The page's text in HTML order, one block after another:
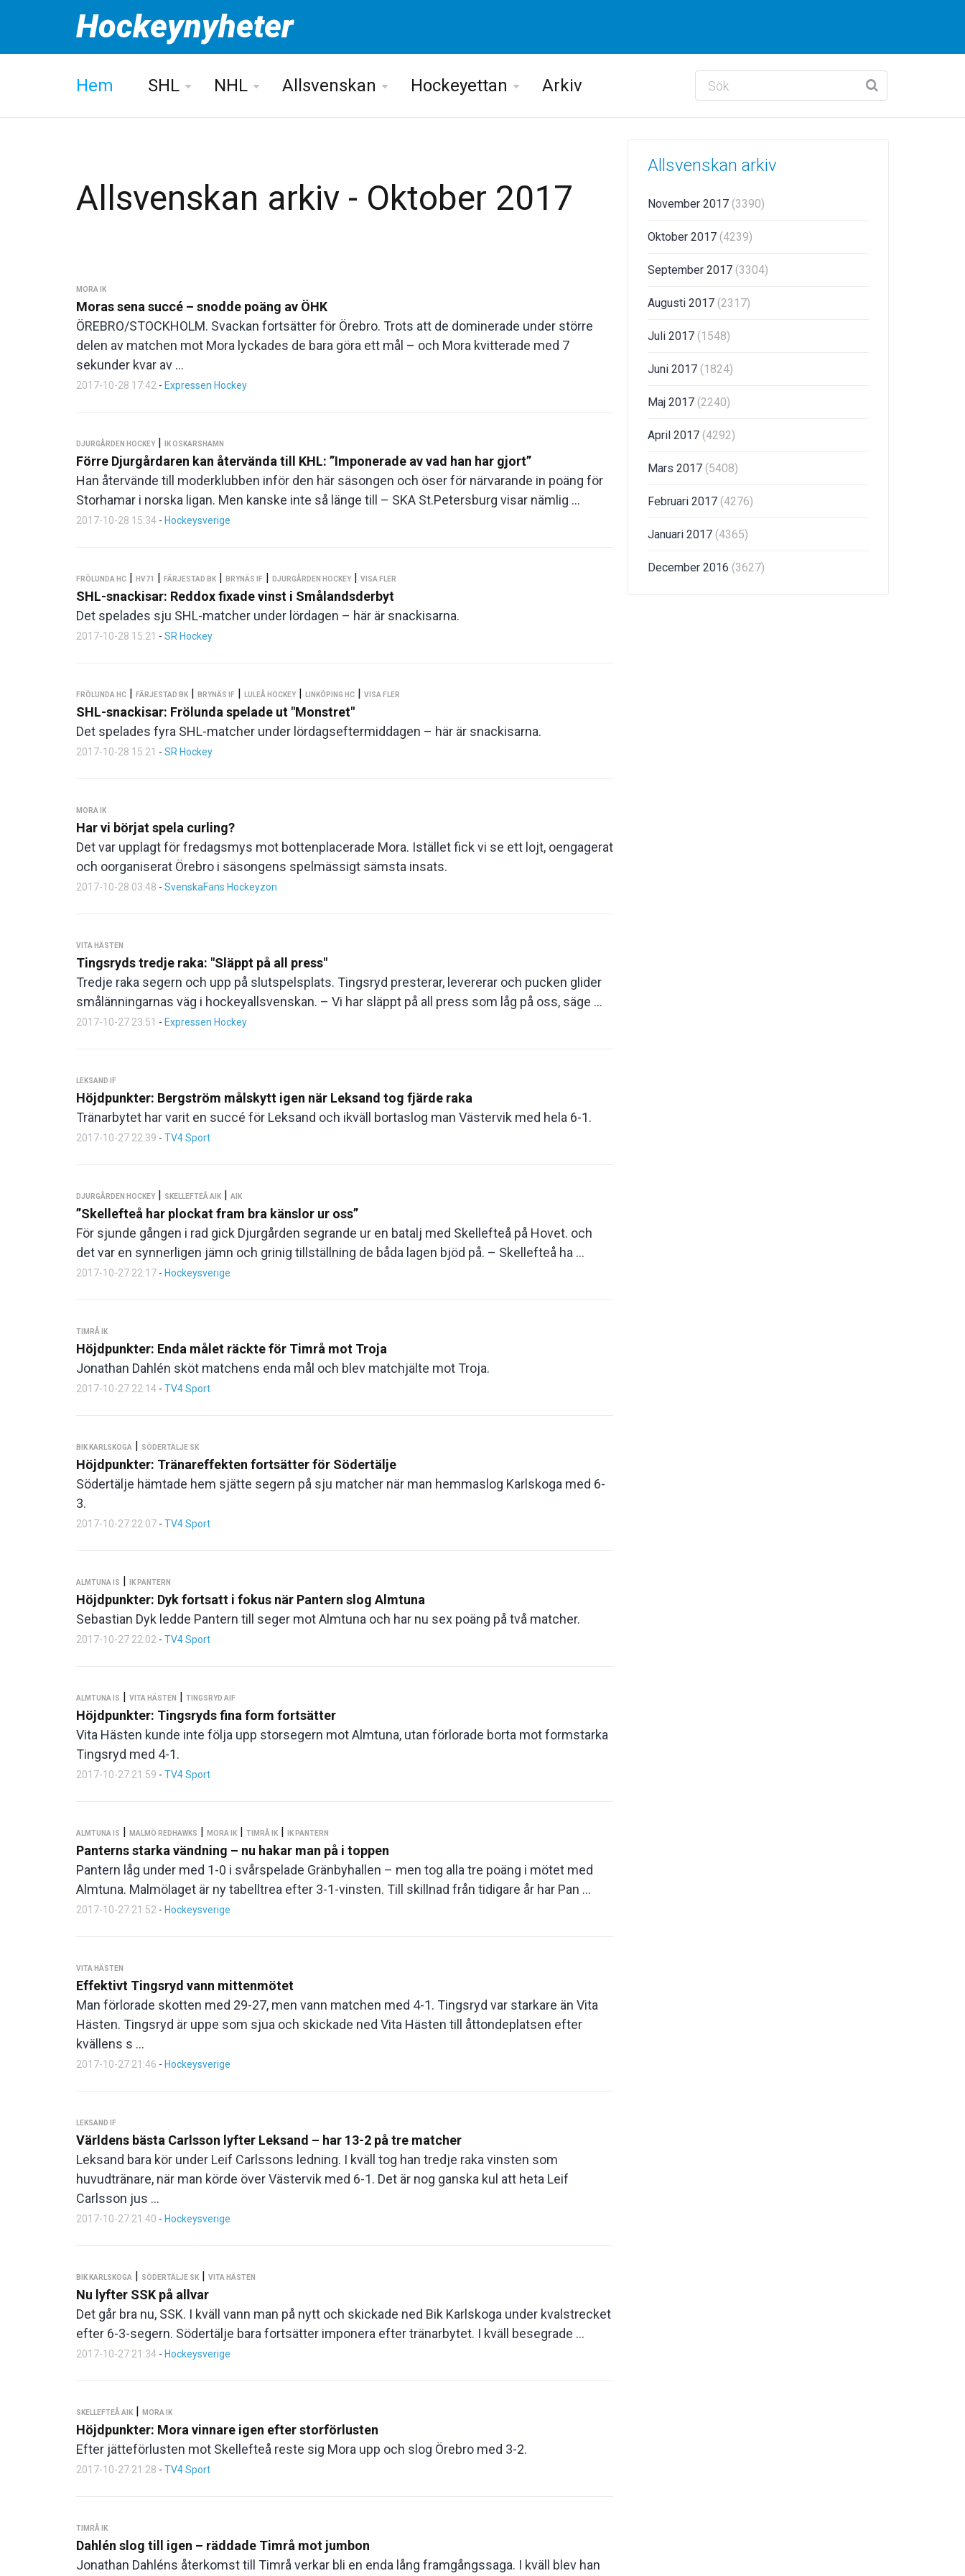
Hockeynyheter
Hem SHL NHL Allsvenskan Hockeyettan Arkiv
Allsvenskan arkiv - Oktober 2017
MORA IK
Moras sena succé – snodde poäng av ÖHK
ÖREBRO/STOCKHOLM. Svackan fortsätter för Örebro. Trots att de dominerade under större
delen av matchen mot Mora lyckades de bara göra ett mål – och Mora kvitterade med 7
sekunder kvar av ...
2017-10-28 17:42 - Expressen Hockey
DJURGÅRDEN HOCKEY | IK OSKARSHAMN
Förre Djurgårdaren kan återvända till KHL: ”Imponerade av vad han har gjort”
Han återvände till moderklubben inför den här säsongen och öser för närvarande in poäng för
Storhamar i norska ligan. Men kanske inte så länge till – SKA St.Petersburg visar nämlig ...
2017-10-28 15:34 - Hockeysverige
FRÖLUNDA HC | HV71 | FÄRJESTAD BK | BRYNÄS IF | DJURGÅRDEN HOCKEY | VISA FLER
SHL-snackisar: Reddox fixade vinst i Smålandsderbyt
Det spelades sju SHL-matcher under lördagen – här är snackisarna.
2017-10-28 15:21 - SR Hockey
FRÖLUNDA HC | FÄRJESTAD BK | BRYNÄS IF | LULEÅ HOCKEY | LINKÖPING HC | VISA FLER
SHL-snackisar: Frölunda spelade ut "Monstret"
Det spelades fyra SHL-matcher under lördagseftermiddagen – här är snackisarna.
2017-10-28 15:21 - SR Hockey
MORA IK
Har vi börjat spela curling?
Det var upplagt för fredagsmys mot bottenplacerade Mora. Istället fick vi se ett lojt, oengagerat
och oorganiserat Örebro i säsongens spelmässigt sämsta insats.
2017-10-28 03:48 - SvenskaFans Hockeyzon
VITA HÄSTEN
Tingsryds tredje raka: "Släppt på all press"
Tredje raka segern och upp på slutspelsplats. Tingsryd presterar, levererar och pucken glider
smålänningarnas väg i hockeyallsvenskan. – Vi har släppt på all press som låg på oss, säge ...
2017-10-27 23:51 - Expressen Hockey
LEKSAND IF
Höjdpunkter: Bergström målskytt igen när Leksand tog fjärde raka
Tränarbytet har varit en succé för Leksand och ikväll bortaslog man Västervik med hela 6-1.
2017-10-27 22:39 - TV4 Sport
DJURGÅRDEN HOCKEY | SKELLEFTEÅ AIK | AIK
”Skellefteå har plockat fram bra känslor ur oss”
För sjunde gången i rad gick Djurgården segrande ur en batalj med Skellefteå på Hovet. och
det var en synnerligen jämn och grinig tillställning de båda lagen bjöd på. – Skellefteå ha ...
2017-10-27 22:17 - Hockeysverige
TIMRÅ IK
Höjdpunkter: Enda målet räckte för Timrå mot Troja
Jonathan Dahlén sköt matchens enda mål och blev matchjälte mot Troja.
2017-10-27 22:14 - TV4 Sport
BIK KARLSKOGA | SÖDERTÄLJE SK
Höjdpunkter: Tränareffekten fortsätter för Södertälje
Södertälje hämtade hem sjätte segern på sju matcher när man hemmaslog Karlskoga med 6-
3.
2017-10-27 22:07 - TV4 Sport
ALMTUNA IS | IK PANTERN
Höjdpunkter: Dyk fortsatt i fokus när Pantern slog Almtuna
Sebastian Dyk ledde Pantern till seger mot Almtuna och har nu sex poäng på två matcher.
2017-10-27 22:02 - TV4 Sport
ALMTUNA IS | VITA HÄSTEN | TINGSRYD AIF
Höjdpunkter: Tingsryds fina form fortsätter
Vita Hästen kunde inte följa upp storsegern mot Almtuna, utan förlorade borta mot formstarka
Tingsryd med 4-1.
2017-10-27 21:59 - TV4 Sport
ALMTUNA IS | MALMÖ REDHAWKS | MORA IK | TIMRÅ IK | IK PANTERN
Panterns starka vändning – nu hakar man på i toppen
Pantern låg under med 1-0 i svårspelade Gränbyhallen – men tog alla tre poäng i mötet med
Almtuna. Malmölaget är ny tabelltrea efter 3-1-vinsten. Till skillnad från tidigare år har Pan ...
2017-10-27 21:52 - Hockeysverige
VITA HÄSTEN
Effektivt Tingsryd vann mittenmötet
Man förlorade skotten med 29-27, men vann matchen med 4-1. Tingsryd var starkare än Vita
Hästen. Tingsryd är uppe som sjua och skickade ned Vita Hästen till åttondeplatsen efter
kvällens s ...
2017-10-27 21:46 - Hockeysverige
LEKSAND IF
Världens bästa Carlsson lyfter Leksand – har 13-2 på tre matcher
Leksand bara kör under Leif Carlssons ledning. I kväll tog han tredje raka vinsten som
huvudtränare, när man körde över Västervik med 6-1. Det är nog ganska kul att heta Leif
Carlsson jus ...
2017-10-27 21:40 - Hockeysverige
BIK KARLSKOGA | SÖDERTÄLJE SK | VITA HÄSTEN
Nu lyfter SSK på allvar
Det går bra nu, SSK. I kväll vann man på nytt och skickade ned Bik Karlskoga under kvalstrecket
efter 6-3-segern. Södertälje bara fortsätter imponera efter tränarbytet. I kväll besegrade ...
2017-10-27 21:34 - Hockeysverige
SKELLEFTEÅ AIK | MORA IK
Höjdpunkter: Mora vinnare igen efter storförlusten
Efter jätteförlusten mot Skellefteå reste sig Mora upp och slog Örebro med 3-2.
2017-10-27 21:28 - TV4 Sport
TIMRÅ IK
Dahlén slog till igen – räddade Timrå mot jumbon
Jonathan Dahléns återkomst till Timrå verkar bli en enda lång framgångssaga. I kväll blev han
Allsvenskan arkiv
November 2017 (3390)
Oktober 2017 (4239)
September 2017 (3304)
Augusti 2017 (2317)
Juli 2017 (1548)
Juni 2017 (1824)
Maj 2017 (2240)
April 2017 (4292)
Mars 2017 (5408)
Februari 2017 (4276)
Januari 2017 (4365)
December 2016 (3627)